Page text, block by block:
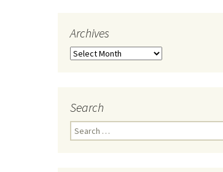
Archives
Archives
Search
Search
for: